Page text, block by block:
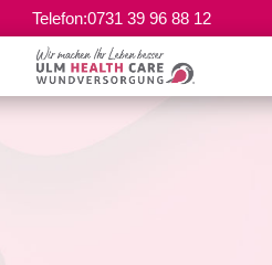
Telefon:0731 39 96 88 12